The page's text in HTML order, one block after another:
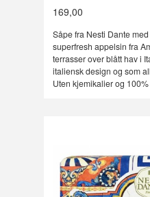
169,00
Såpe fra Nesti Dante
superfresh appelsin fra
terrasser over blått hav i
italiensk design og som
Uten kjemikalier og